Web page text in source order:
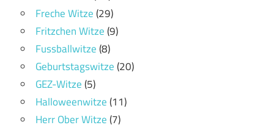
Freche Witze(29)
Fritzchen Witze(9)
Fussballwitze(8)
Geburtstagswitze(20)
GEZ-Witze(5)
Halloweenwitze(11)
Herr Ober Witze(7)